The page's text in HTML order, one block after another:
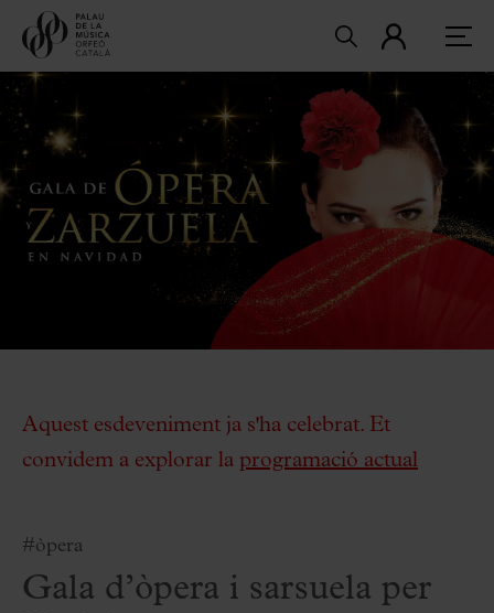
Aquest esdeveniment ja s'ha celebrat. Et
convidem a explorar la programació actual
#òpera
Gala d’òpera i sarsuela per